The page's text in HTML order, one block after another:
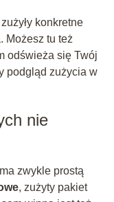
konkretne
Możesz tu też
odświeża się Twój
podgląd zużycia w
nie
zwykle prostą
, zużyty pakiet